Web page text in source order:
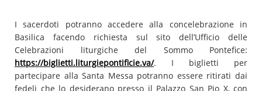
I sacerdoti potranno accedere alla concelebrazione in
Basilica facendo richiesta sul sito dell’Ufficio delle
Celebrazioni liturgiche del Sommo Pontefice:
https://biglietti.liturgiepontificie.va/. I biglietti per
partecipare alla Santa Messa potranno essere ritirati dai
fedeli che lo desiderano presso il Palazzo San Pio X, con